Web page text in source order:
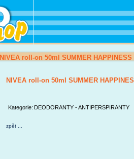
NIVEA roll-on 50ml SUMMER HAPPINESS
NIVEA roll-on 50ml SUMMER
Kategorie: DEODORANTY - ANTIPERSPIRANTY
zpět ...